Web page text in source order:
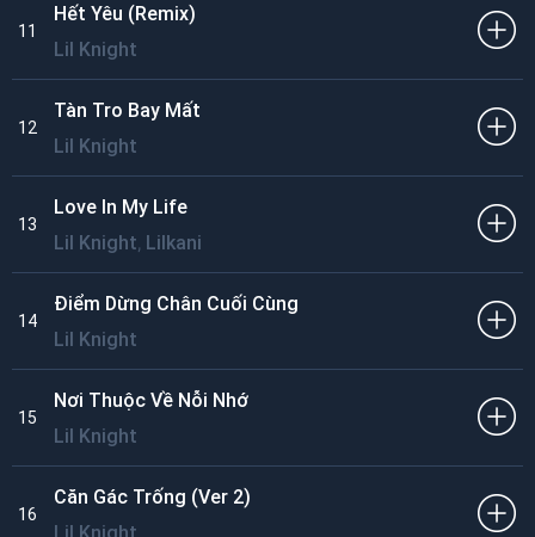
11
Hết Yêu (Remix)
Lil Knight
12
Tàn Tro Bay Mất
Lil Knight
13
Love In My Life
Lil Knight, Lilkani
14
Điểm Dừng Chân Cuối Cùng
Lil Knight
15
Nơi Thuộc Về Nỗi Nhớ
Lil Knight
16
Căn Gác Trống (Ver 2)
Lil Knight